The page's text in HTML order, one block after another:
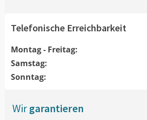
Telefonische Erreichbarkeit
Montag - Freitag:
Samstag:
Sonntag:
Wirgarantieren